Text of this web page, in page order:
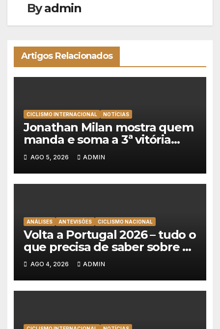
Byadmin
Artigos Relacionados
CICLISMO INTERNACIONAL NOTÍCIAS
Jonathan Milan mostra quem
manda e soma a 3ª vitória
consecutiva na Volta a
Polónia
AGO 5, 2026 ADMIN
ANÁLISES ANTEVISÕES CICLISMO NACIONAL
Volta a Portugal 2026 – tudo o
que precisa de saber sobre as
equipas e o percurso
AGO 4, 2026 ADMIN